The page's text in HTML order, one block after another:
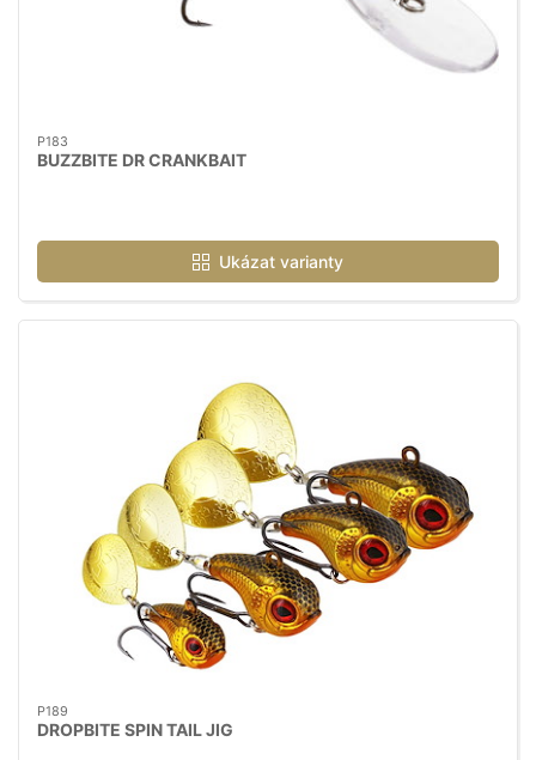
P183
BUZZBITE DR CRANKBAIT
Ukázat varianty
P189
DROPBITE SPIN TAIL JIG